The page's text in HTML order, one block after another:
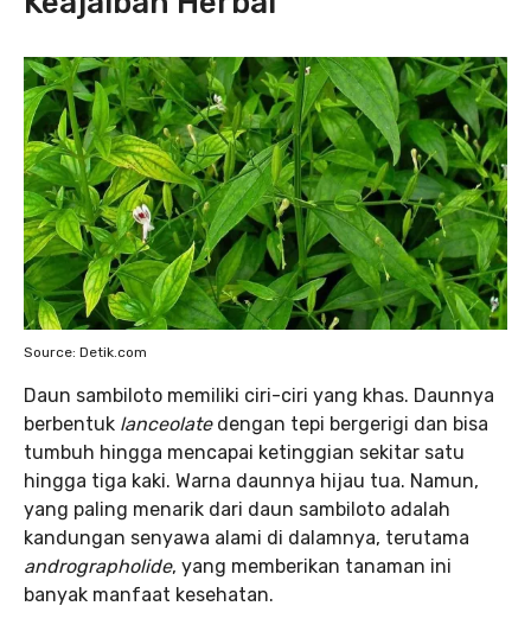
Source: Detik.com
Daun sambiloto memiliki ciri-ciri yang khas. Daunnya
berbentuk lanceolatedengan tepi bergerigi dan bisa
tumbuh hingga mencapai ketinggian sekitar satu
hingga tiga kaki. Warna daunnya hijau tua. Namun,
yang paling menarik dari daun sambiloto adalah
kandungan senyawa alami di dalamnya, terutama
andrographolide, yang memberikan tanaman ini
banyak manfaat kesehatan.